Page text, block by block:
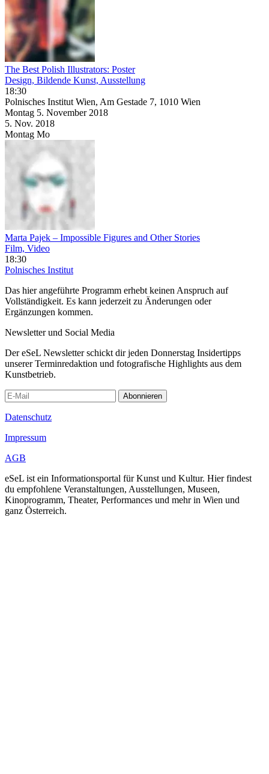
The Best Polish Illustrators: Poster
Design, Bildende Kunst, Ausstellung
18:30
Polnisches Institut Wien, Am Gestade 7, 1010 Wien
Montag 5. November 2018
5. Nov. 2018
Montag Mo
Marta Pajek – Impossible Figures and Other Stories
Film, Video
18:30
Polnisches Institut
Das hier angeführte Programm erhebt keinen Anspruch auf
Vollständigkeit. Es kann jederzeit zu Änderungen oder
Ergänzungen kommen.
Newsletter und Social Media
Der eSeL Newsletter schickt dir jeden Donnerstag Insidertipps
unserer Terminredaktion und fotografische Highlights aus dem
Kunstbetrieb.
Abonnieren
Datenschutz
Impressum
AGB
eSeL ist ein Informationsportal für Kunst und Kultur. Hier findest
du empfohlene Veranstaltungen, Ausstellungen, Museen,
Kinoprogramm, Theater, Performances und mehr in Wien und
ganz Österreich.